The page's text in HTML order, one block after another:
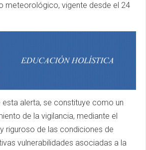
meteorológico, vigente desde el 24
esta alerta, se constituye como un
de la vigilancia, mediante el
riguroso de las condiciones de
vulnerabilidades asociadas a la